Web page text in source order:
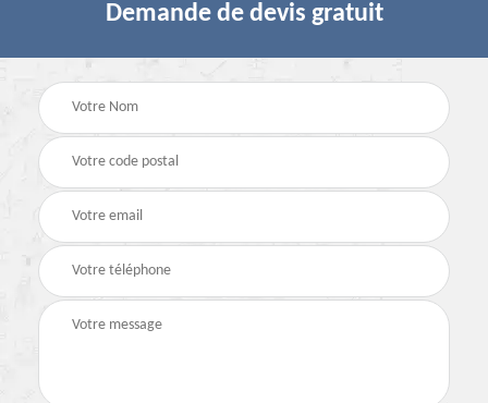
Demande de devis gratuit